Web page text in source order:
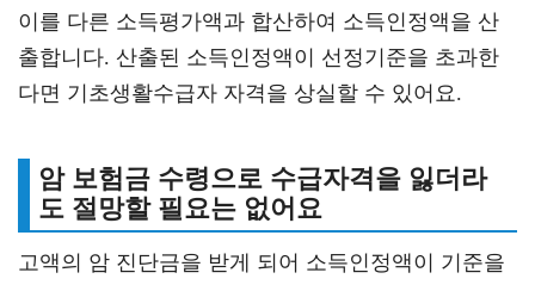
이를 다른 소득평가액과 합산하여 소득인정액을 산
출합니다. 산출된 소득인정액이 선정기준을 초과한
다면 기초생활수급자 자격을 상실할 수 있어요.
암 보험금 수령으로 수급자격을 잃더라
도 절망할 필요는 없어요
고액의 암 진단금을 받게 되어 소득인정액이 기준을